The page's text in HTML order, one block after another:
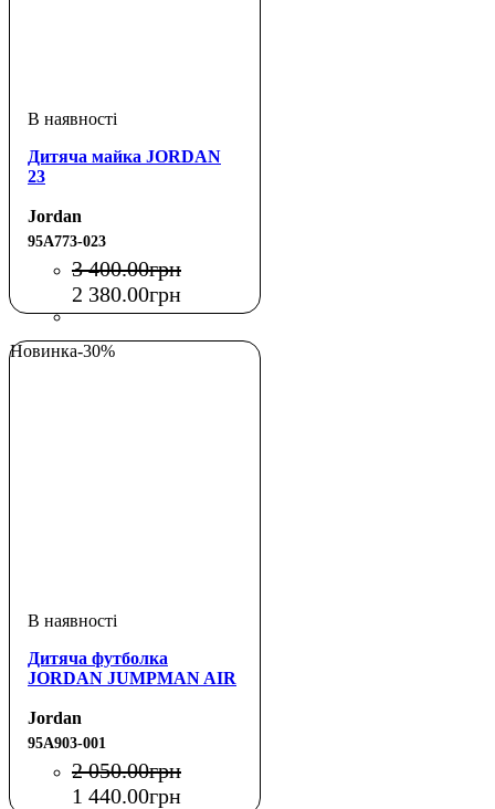
Дитяча майка JORDAN
23
Jordan
95A773-023
3 400.00грн
2 380.00грн
Новинка-30%
Дитяча футболка
JORDAN JUMPMAN AIR
Jordan
95A903-001
2 050.00грн
1 440.00грн